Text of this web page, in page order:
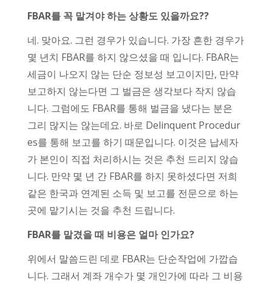
FBAR를 꼭 맡겨야 하는 상황도 있을까요??
네. 맞아요. 그런 경우가 있습니다. 가장 흔한 경우가
몇 년치 FBAR를 하지 않으셨을 때 입니다. FBAR는
세금이 나오지 않는 단순 정보성 보고이지만, 만약
보고하지 않는다면 그 벌금은 생각보다 작지 않습
니다. 그럼에도 FBAR를 통해 벌금을 냈다는 분은
그리 많지는 않는데요. 바로 Delinquent Procedur
es를 통해 보고를 하기 때문입니다. 이것은 납세자
가 본인이 직접 처리하시는 것은 추천 드리지 않습
니다. 만약 몇 년 간 FBAR를 하지 못하셨다면 저희
같은 한국과 연계된 소득 및 보고를 전문으로 하는
곳에 맡기시는 것을 추천 드립니다.
FBAR를 맡겼을 때 비용은 얼마 인가요?
위에서 말씀드린 데로 FBAR는 단순작업에 가깝습
니다. 그래서 계좌 개수가 몇 개인가에 따라 그 비용